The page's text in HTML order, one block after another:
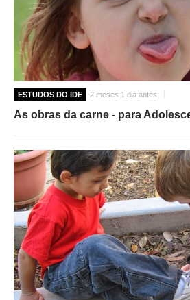
ESTUDOS DO IDE 2 meses 1 dia antes
As obras da carne - para